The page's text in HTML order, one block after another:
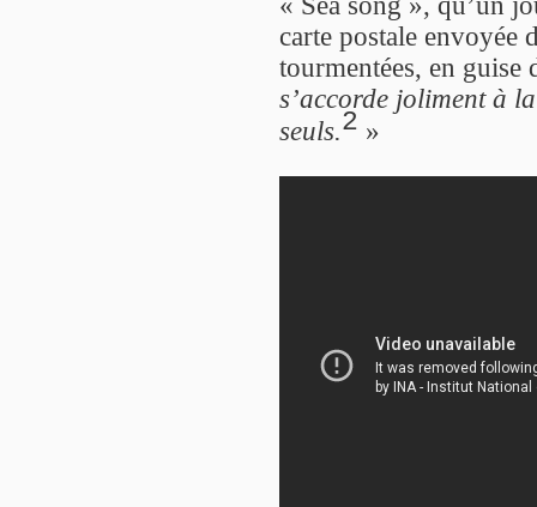
carte postale envoyée
tourmentées, en guise
s’accorde joliment à
seuls.2 »